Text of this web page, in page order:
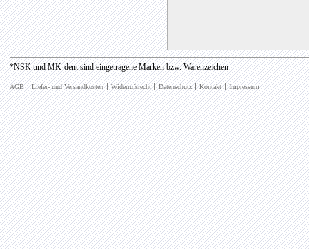
*NSK und MK-dent sind eingetragene Marken bzw. Warenzeichen
AGB Liefer- und Versandkosten Widerrufsrecht Datenschutz Kontakt Impressum